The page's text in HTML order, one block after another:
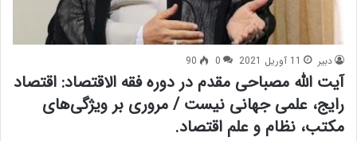
دبیر 11 آوریل 2021 0
90
آیت الله مصباحی مقدم در دوره فقه الاقتصاد: اقتصاد
رایج، علمی جهانی نیست / مروری بر ویژگی‌های
مکتب، نظام و علم اقتصاد.